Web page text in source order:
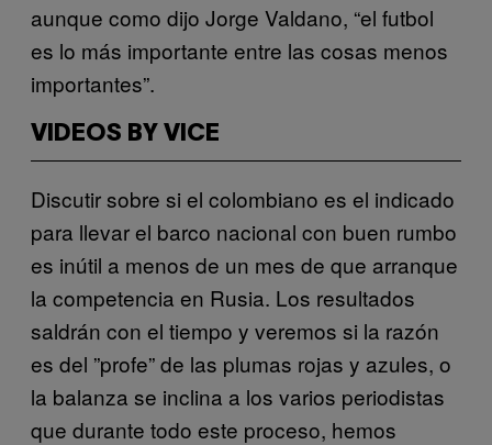
aunque como dijo Jorge Valdano, “el futbol
es lo más importante entre las cosas menos
importantes”.
VIDEOS BY VICE
Discutir sobre si el colombiano es el indicado
para llevar el barco nacional con buen rumbo
es inútil a menos de un mes de que arranque
la competencia en Rusia. Los resultados
saldrán con el tiempo y veremos si la razón
es del ”profe” de las plumas rojas y azules, o
la balanza se inclina a los varios periodistas
que durante todo este proceso, hemos